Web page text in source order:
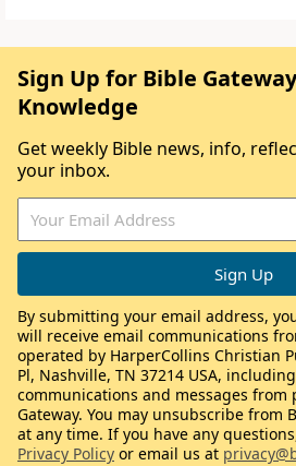
Sign Up for Bible
Knowledge
Get weekly Bible news, info,
your inbox.
By submitting your email address,
will receive email communications
operated by HarperCollins Christian
Pl, Nashville, TN 37214 USA,
communications and messages from
Gateway. You may unsubscribe from
at any time. If you have any
Privacy Policy or email us at